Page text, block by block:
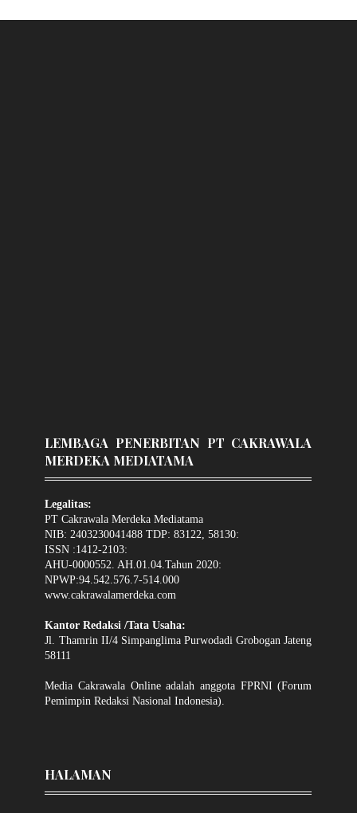
LEMBAGA PENERBITAN PT CAKRAWALA
MERDEKA MEDIATAMA
Legalitas:
PT Cakrawala Merdeka Mediatama
NIB: 2403230041488 TDP: 83122, 58130:
ISSN :1412-2103:
AHU-0000552. AH.01.04.Tahun 2020:
NPWP:94.542.576.7-514.000
www.cakrawalamerdeka.com
Kantor Redaksi /Tata Usaha:
Jl. Thamrin II/4 Simpanglima Purwodadi Grobogan Jateng
58111
Media Cakrawala Online adalah anggota FPRNI (Forum
Pemimpin Redaksi Nasional Indonesia).
HALAMAN